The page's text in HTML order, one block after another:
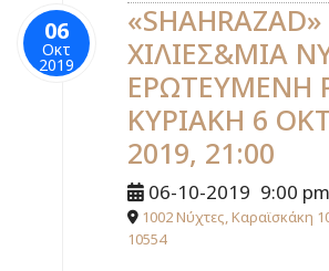
06
Οκτ
2019
«SHAHRAZAD»
ΧΙΛΙΕΣ&ΜΙΑ
ΕΡΩΤΕΥΜΕΝΗ
ΚΥΡΙΑΚΗ 6
2019, 21:00
06-10-2019 9:00 pm
1002 Νύχτες, Καραϊσκάκη
10554